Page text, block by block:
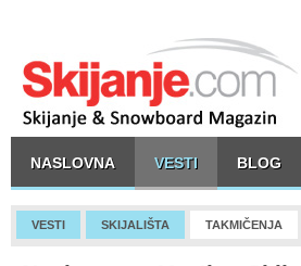
NASLOVNA VESTI BLOG
VESTI SKIJALIŠTA TAKMIČENJA